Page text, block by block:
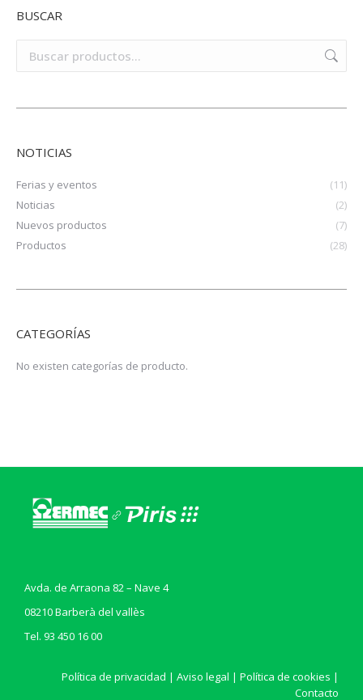
BUSCAR
NOTICIAS
Ferias y eventos
(11)
Noticias
(2)
Nuevos productos
(7)
Productos
(28)
CATEGORÍAS
No existen categorías de producto.
Avda. de Arraona 82 – Nave 4
08210 Barberà del vallès
Tel. 93 450 16 00
Política de privacidad | Aviso legal | Política de cookies |
Contacto